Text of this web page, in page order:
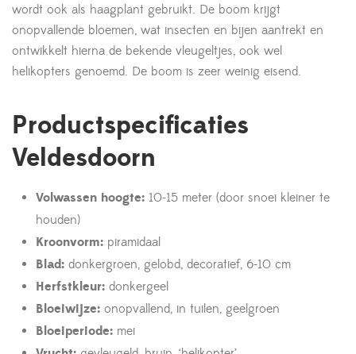
wordt ook als haagplant gebruikt. De boom krijgt
onopvallende bloemen, wat insecten en bijen aantrekt en
ontwikkelt hierna de bekende vleugeltjes, ook wel
helikopters genoemd. De boom is zeer weinig eisend.
Productspecificaties
Veldesdoorn
Volwassen hoogte: 10-15 meter (door snoei kleiner te
houden)
Kroonvorm: piramidaal
Blad: donkergroen, gelobd, decoratief, 6-10 cm
Herfstkleur: donkergeel
Bloeiwijze: onopvallend, in tuilen, geelgroen
Bloeiperiode: mei